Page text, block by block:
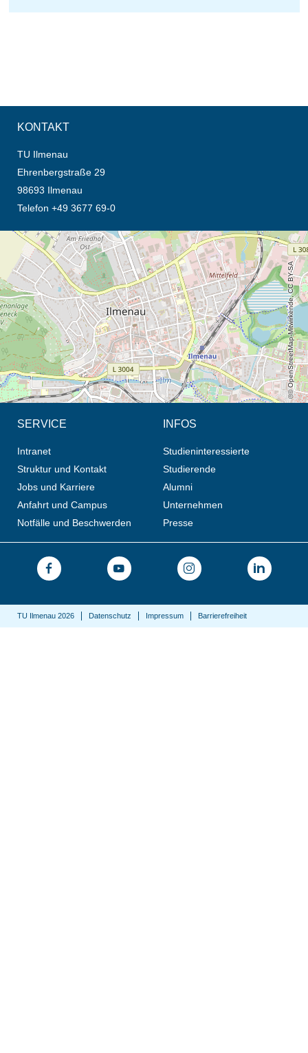
KONTAKT
TU Ilmenau
Ehrenbergstraße 29
98693 Ilmenau
Telefon +49 3677 69-0
Öffnet die Anfahrtsbeschreibung in neuem Tab (Karte)
© OpenStreetMap-Mitwirkende, CC BY-SA
SERVICE
Intranet
Struktur und Kontakt
Jobs und Karriere
Anfahrt und Campus
Notfälle und Beschwerden
INFOS
Studieninteressierte
Studierende
Alumni
Unternehmen
Presse
TU Ilmenau 2026 Datenschutz Impressum Barrierefreiheit